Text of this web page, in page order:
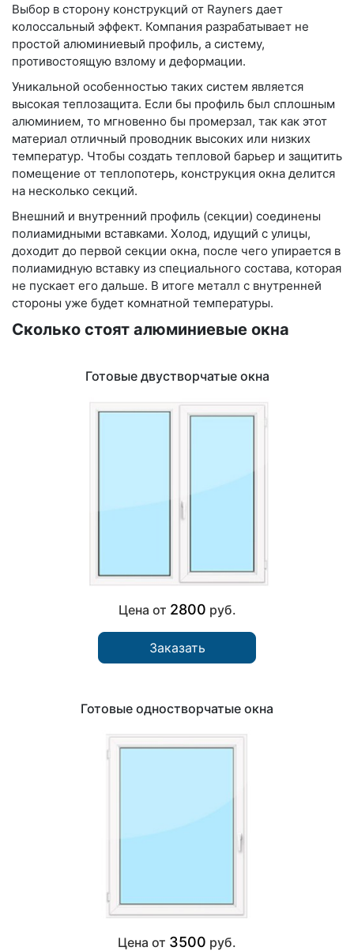
Выбор в сторону конструкций от Rayners дает
колоссальный эффект. Компания разрабатывает не
простой алюминиевый профиль, а систему,
противостоящую взлому и деформации.
Уникальной особенностью таких систем является
высокая теплозащита. Если бы профиль был сплошным
алюминием, то мгновенно бы промерзал, так как этот
материал отличный проводник высоких или низких
температур. Чтобы создать тепловой барьер и защитить
помещение от теплопотерь, конструкция окна делится
на несколько секций.
Внешний и внутренний профиль (секции) соединены
полиамидными вставками. Холод, идущий с улицы,
доходит до первой секции окна, после чего упирается в
полиамидную вставку из специального состава, которая
не пускает его дальше. В итоге металл с внутренней
стороны уже будет комнатной температуры.
Сколько стоят алюминиевые окна
Готовые двустворчатые окна
Цена от 2800 руб.
Заказать
Готовые одностворчатые окна
Цена от 3500 руб.